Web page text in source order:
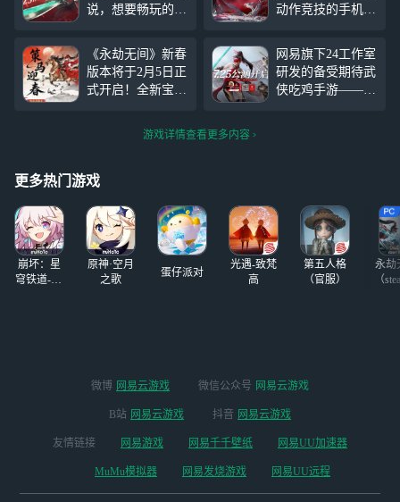
说，想要畅玩的话
难免，那么有没有
什么办法能让小内
存低配的手机也能
玩的了《永劫无间
小编就来分享一款
游戏平台来畅玩永
劫无间手游。在云
游戏上游玩《永劫
无间手游》，不用
排队，同时会降低
电池消耗，低配手
机再夏天玩也不会
免排队，丝滑进入
动作竞技的手机游
上线以来已经在全
球范围内引起了轰
动，打破了国产买
断制游戏的销量纪
《永劫无间》新春
版本将于2月5日正
式开启！全新宝莲
套免费外观、合成
大劫宝小游戏等海
你是否因设备配置
犹豫？现在，通过
网易云游戏，无需
高配设备、免下载
安装，即可随时随
地畅玩《永劫无
网易旗下24工作室
研发的备受期待武
侠吃鸡手游——永
手游首次曝光后，
全网预约量已突破
3000万，即将迎来
公测。对于设备内
存空间不足的玩
一个通过云玩实现
免下载在线游玩的
验永劫无间手游或
端游的玩家，可以
游戏详情查看更多内容
更多热门游戏
崩坏：星
穹铁道-4.4
原神·空月
之歌
蛋仔派对
光遇-致梵
高
第五人格
（官服）
永劫
（
微博 网易云游戏 微信公众号 网易云游戏
B站 网易云游戏 抖音 网易云游戏
友情链接 网易游戏 网易千千壁纸 网易UU加速器
MuMu模拟器 网易发烧游戏 网易UU远程